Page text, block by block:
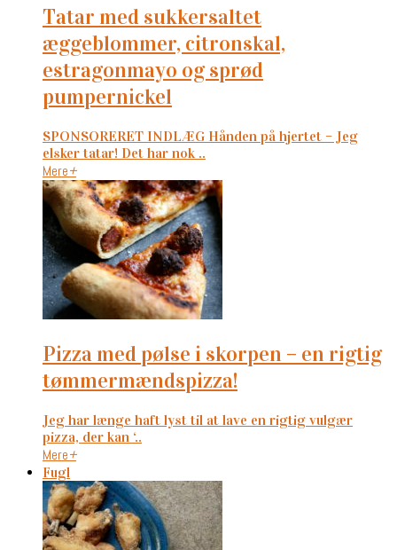
tatar med sukkersaltet
æggeblommer, citronskal,
estragonmayo og sprød
pumpernickel
SPONSORERET INDLÆG Hånden på hjertet – Jeg
elsker tatar! Det har nok ..
Mere+
pizza med pølse i skorpen – en rigtig
tømmermændspizza!
Jeg har længe haft lyst til at lave en rigtig vulgær
pizza, der kan ‘..
Mere+
Fugl